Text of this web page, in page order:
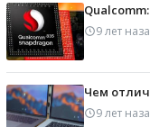
9 лет
Чем
9 лет